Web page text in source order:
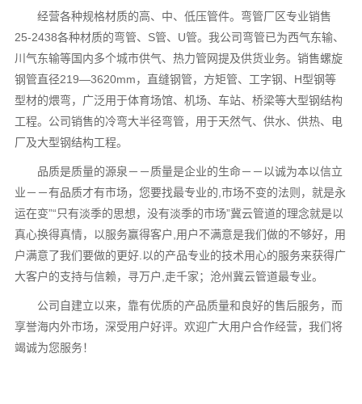
经营各种规格材质的高、中、低压管件。弯管厂区专业销售
25-2438各种材质的弯管、S管、U管。我公司弯管已为西气东输、
川气东输等国内多个城市供气、热力管网提及供货业务。销售螺旋
钢管直径219—3620mm，直缝钢管，方矩管、工字钢、H型钢等
型材的煨弯，广泛用于体育场馆、机场、车站、桥梁等大型钢结构
工程。公司销售的冷弯大半径弯管，用于天然气、供水、供热、电
厂及大型钢结构工程。
品质是质量的源泉－－质量是企业的生命－－以诚为本以信立
业－－有品质才有市场，您要找最专业的,市场不变的法则，就是永
运在变”“只有淡季的思想，没有淡季的市场”冀云管道的理念就是以
真心换得真情，以服务赢得客户,用户不满意是我们做的不够好，用
户满意了我们要做的更好.以的产品专业的技术用心的服务来获得广
大客户的支持与信赖，寻万户,走千家；沧州冀云管道最专业。
公司自建立以来，靠有优质的产品质量和良好的售后服务，而
享誉海内外市场，深受用户好评。欢迎广大用户合作经营，我们将
竭诚为您服务！